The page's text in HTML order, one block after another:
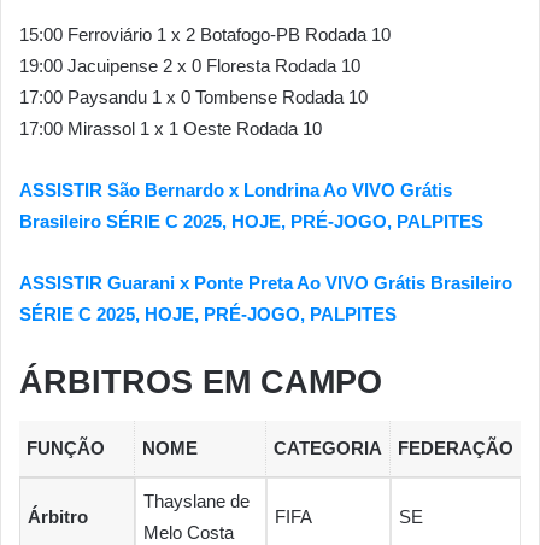
15:00 Ferroviário 1 x 2 Botafogo-PB Rodada 10
19:00 Jacuipense 2 x 0 Floresta Rodada 10
17:00 Paysandu 1 x 0 Tombense Rodada 10
17:00 Mirassol 1 x 1 Oeste Rodada 10
ASSISTIR São Bernardo x Londrina Ao VIVO Grátis
Brasileiro SÉRIE C 2025, HOJE, PRÉ-JOGO, PALPITES
ASSISTIR Guarani x Ponte Preta Ao VIVO Grátis Brasileiro
SÉRIE C 2025, HOJE, PRÉ-JOGO, PALPITES
ÁRBITROS EM CAMPO
FUNÇÃO NOME CATEGORIA FEDERAÇÃO
Árbitro
Thayslane de
Melo Costa
FIFA SE